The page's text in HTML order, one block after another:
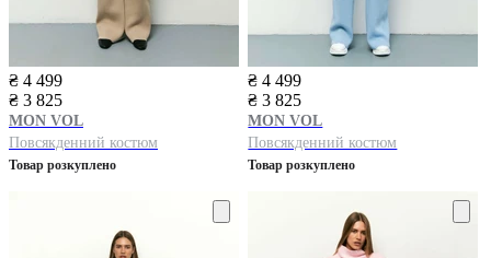
₴ 4 499
₴ 3 825
MON VOL
Повсякденний костюм
Товар розкуплено
₴ 4 499
₴ 3 825
MON VOL
Повсякденний костюм
Товар розкуплено